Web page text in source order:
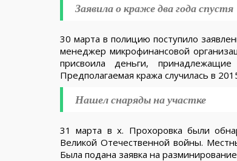
Заявила о краже два года спустя
30 марта в полицию поступило
менеджер микрофинансовой
присвоила деньги,
Предполагаемая кража случилась в
Нашел снаряды на участке
31 марта в х. Прохоровка были
Великой Отечественной войны.
Была подана заявка на